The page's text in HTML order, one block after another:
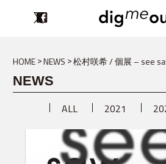
HOME NEWS 松村咲希 / 個展 – see
NEWS
ALL 2021